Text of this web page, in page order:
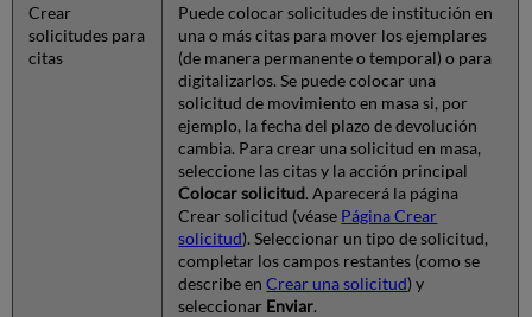
Crear
solicitudes para
citas
Puede colocar solicitudes de institución en
una o más citas para mover los ejemplares
(de manera permanente o temporal) o para
digitalizarlos. Se puede colocar una
solicitud de movimiento en masa si, por
ejemplo, la fecha del plazo de devolución
cambia. Para crear una solicitud en masa,
seleccione las citas y la acción principal
Colocar solicitud. Aparecerá la página
Crear solicitud (véase Página Crear
solicitud). Seleccionar un tipo de solicitud,
completar los campos restantes (como se
describe enCrear una solicitud) y
seleccionar Enviar.